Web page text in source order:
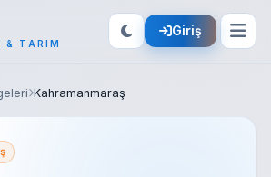
& TARIM
Giriş
Kahramanmaraş